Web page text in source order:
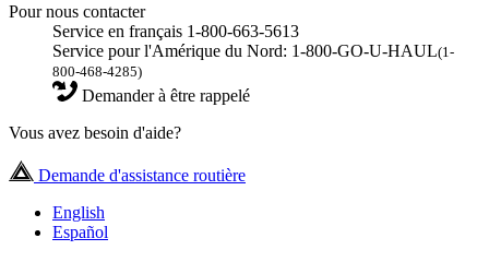
Pour nous contacter
Service en français 1-800-663-5613
Service pour l'Amérique du Nord: 1-800-GO-U-HAUL(1-
800-468-4285)
Demander à être rappelé
Vous avez besoin d'aide?
Demande d'assistance routière
English
Español